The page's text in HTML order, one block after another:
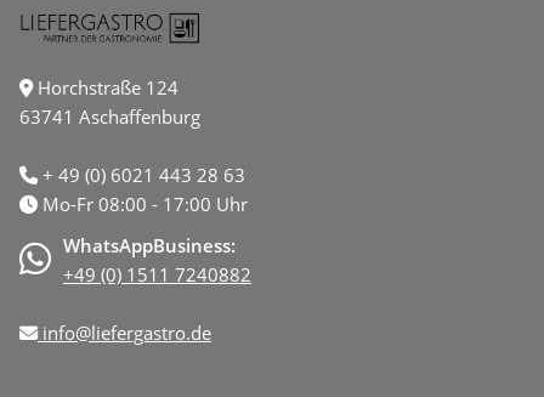
Horchstraße 124
63741 Aschaffenburg
+ 49 (0) 6021 443 28 63
Mo-Fr 08:00 - 17:00 Uhr
WhatsAppBusiness:
+49 (0) 1511 7240882
info@liefergastro.de